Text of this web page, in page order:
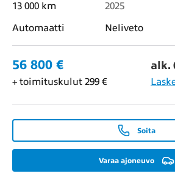
13 000 km 2025
Automaatti
Neliveto
56 800 € alk.
+ toimituskulut 299 €
Soita
Varaa ajoneuvo